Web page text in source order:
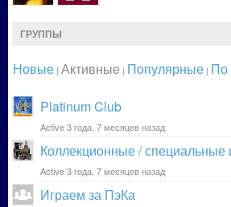
ГРУППЫ
Новые | Активные | Популярные | По
Platinum Club
Active 3 года, 7 месяцев назад
Коллекционные / специальные
Active 3 года, 7 месяцев назад
Играем за ПэКа